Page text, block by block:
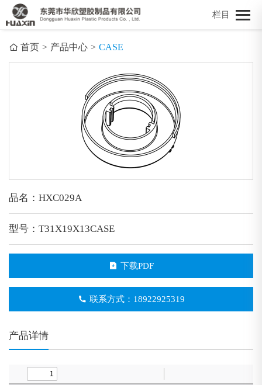
栏目
首页 > 产品中心 > CASE
品名：HXC029A
型号：T31X19X13CASE
下载PDF
联系方式：18922925319
产品详情